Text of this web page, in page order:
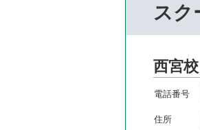
スク
西宮校